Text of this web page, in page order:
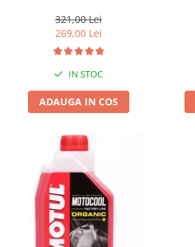
321,00 Lei
269,00 Lei
IN STOC
ADAUGA IN COS